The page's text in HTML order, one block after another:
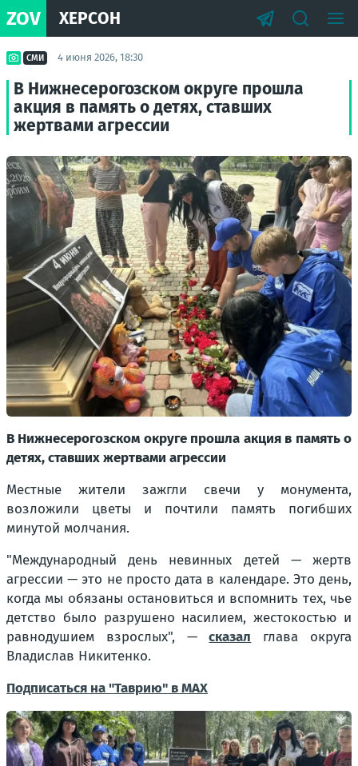
ZOV ХЕРСОН
СМИ 4 июня 2026, 18:30
В Нижнесерогозском округе прошла
акция в память о детях, ставших
жертвами агрессии
В Нижнесерогозском округе прошла акция в память о
детях, ставших жертвами агрессии
Местные жители зажгли свечи у монумента,
возложили цветы и почтили память погибших
минутой молчания.
"Международный день невинных детей — жертв
агрессии — это не просто дата в календаре. Это день,
когда мы обязаны остановиться и вспомнить тех, чье
детство было разрушено насилием, жестокостью и
равнодушием взрослых", —сказал глава округа
Владислав Никитенко.
Подписаться на "Таврию" в MAX